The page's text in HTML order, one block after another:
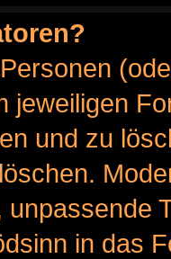
jeweiligen
und zu
unpassende
in das